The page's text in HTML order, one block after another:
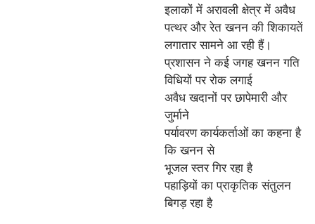
इलाकों में अरावली क्षेत्र में अवैध
पत्थर और रेत खनन की शिकायतें
लगातार सामने आ रही हैं।
प्रशासन ने कई जगह खनन गति
विधियों पर रोक लगाई
अवैध खदानों पर छापेमारी और
जुर्माने
पर्यावरण कार्यकर्ताओं का कहना है
कि खनन से
भूजल स्तर गिर रहा है
पहाड़ियों का प्राकृतिक संतुलन
बिगड़ रहा है